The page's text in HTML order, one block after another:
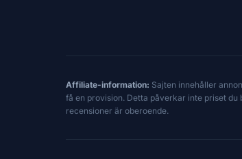
Affiliate-information: Sajten innehåller
få en provision. Detta påverkar inte priset
recensioner är oberoende.